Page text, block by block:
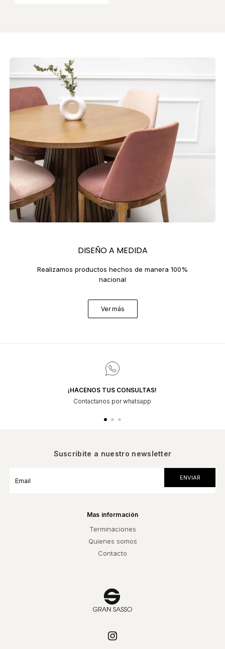
DISEÑO A MEDIDA
Realizamos productos hechos de manera 100%
nacional
Ver más
¡HACENOS TUS CONSULTAS!
Contactanos por whatsapp
Suscribite a nuestro newsletter
Mas información
Terminaciones
Quienes somos
Contacto